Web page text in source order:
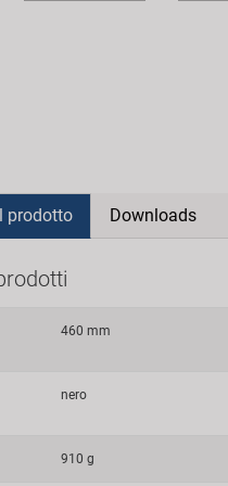
prodotto Downloads
460 mm
nero
910 g